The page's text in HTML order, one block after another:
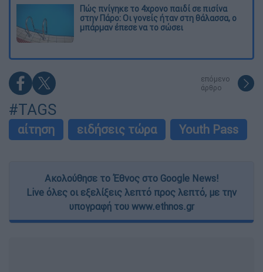
Πώς πνίγηκε το 4χρονο παιδί σε πισίνα
στην Πάρο: Οι γονείς ήταν στη θάλασσα, ο
μπάρμαν έπεσε να το σώσει
επόμενο
άρθρο
#TAGS
αίτηση ειδήσεις τώρα Youth Pass
Ακολούθησε το Έθνος στο Google News!
Live όλες οι εξελίξεις λεπτό προς λεπτό, με την
υπογραφή του www.ethnos.gr